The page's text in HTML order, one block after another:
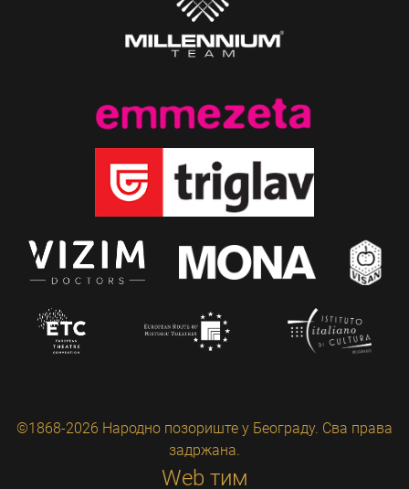
©1868-2026 Народно позориште у Београду. Сва права
задржана.
Web тим